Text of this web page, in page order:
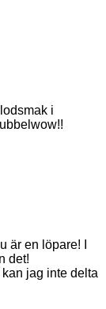
i
är en löpare! I
det!
jag inte delta